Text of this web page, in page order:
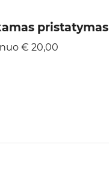
pristatymas
€ 20,00